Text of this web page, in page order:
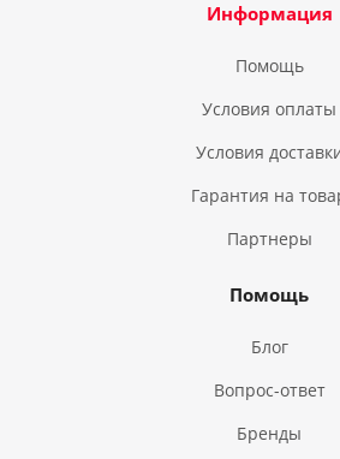
Информация
Помощь
Условия оплаты
Условия
Гарантия на
Партнеры
Помощь
Блог
Вопрос-ответ
Бренды